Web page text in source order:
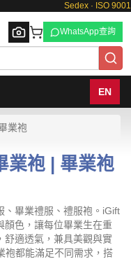
Sedex · ISO 9001
Browse
WhatsApp查詢
EN
業袍
業袍 | 畢業袍
、畢業禮服、禮服袍。iGift
顏色，讓每位畢業生在重
舒適透氣，兼具美觀與實
袍都能滿足不同需求，搭